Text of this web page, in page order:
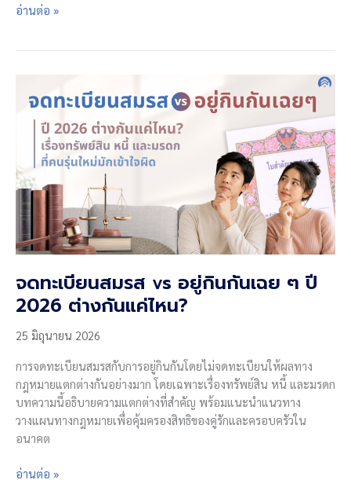
5
เหมา
ทิ้ง
งาน”
ได้
จริง
อ่านต่อ »
จดทะเบียนสมรส vs อยู่กินกันเฉย ๆ ปี
2026 ต่างกันแค่ไหน?
25 มิถุนายน 2026
การจดทะเบียนสมรสกับการอยู่กินกันโดยไม่จดทะเบียนให้ผลทาง
กฎหมายแตกต่างกันอย่างมาก โดยเฉพาะเรื่องทรัพย์สิน หนี้ และมรดก
บทความนี้อธิบายความแตกต่างที่สำคัญ พร้อมแนะนำแนวทาง
วางแผนทางกฎหมายเพื่อคุ้มครองสิทธิของคู่รักและครอบครัวใน
อนาคต
จด
อ่านต่อ »